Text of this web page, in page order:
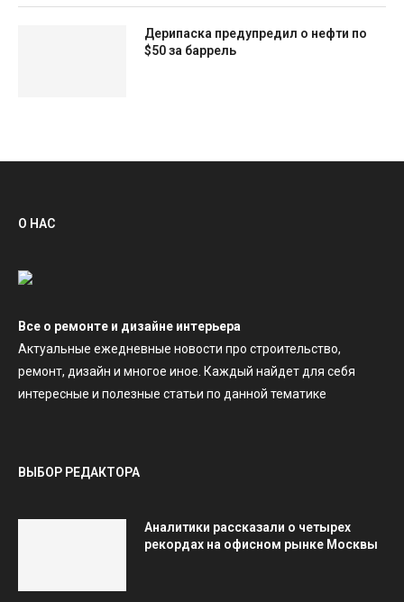
Дерипаска предупредил о нефти по
$50 за баррель
О НАС
Все о ремонте и дизайне интерьера
Актуальные ежедневные новости про строительство,
ремонт, дизайн и многое иное. Каждый найдет для себя
интересные и полезные статьи по данной тематике
ВЫБОР РЕДАКТОРА
Аналитики рассказали о четырех
рекордах на офисном рынке Москвы